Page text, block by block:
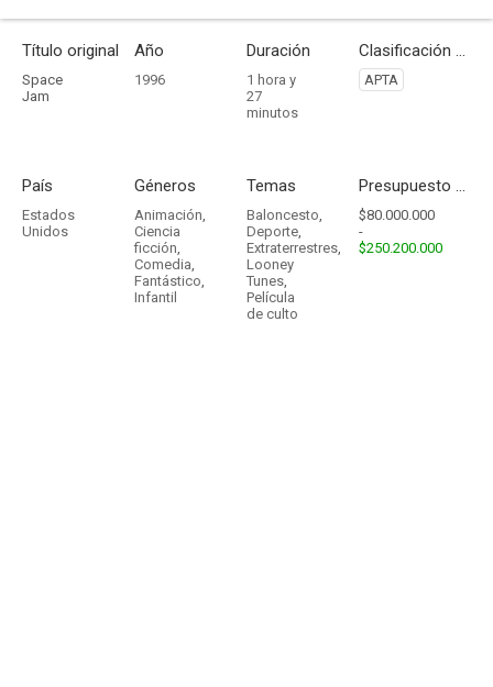
Título original
Space
Jam
Año
1996
Duración
1 hora y
27
minutos
Clasificación por edades
APTA
País
Estados
Unidos
Géneros
Animación,
Ciencia
ficción,
Comedia,
Fantástico,
Infantil
Temas
Baloncesto,
Deporte,
Extraterrestres,
Looney
Tunes,
Película
de culto
Presupuesto - Ingresos
$80.000.000
-
$250.200.000